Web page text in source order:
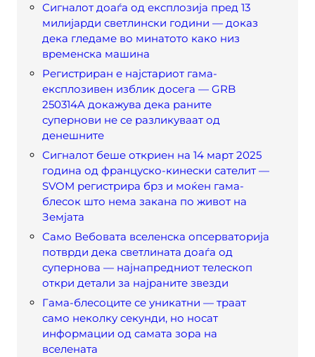
Сигналот доаѓа од експлозија пред 13
милијарди светлински години — доказ
дека гледаме во минатото како низ
временска машина
Регистриран е најстариот гама-
експлозивен изблик досега — GRB
250314A докажува дека раните
супернови не се разликуваат од
денешните
Сигналот беше откриен на 14 март 2025
година од француско-кинески сателит —
SVOM регистрира брз и моќен гама-
блесок што нема закана по живот на
Земјата
Само Вебовата вселенска опсерваторија
потврди дека светлината доаѓа од
супернова — најнапредниот телескоп
откри детали за најраните звезди
Гама-блесоците се уникатни — траат
само неколку секунди, но носат
информации од самата зора на
вселената